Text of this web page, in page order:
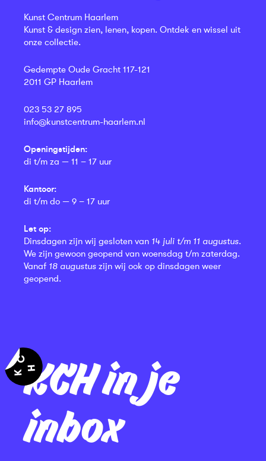
KCH in je
inbox
Kunst Centrum Haarlem
Kunst & design zien, lenen, kopen. Ontdek en wissel uit
onze collectie.
Gedempte Oude Gracht 117-121
2011 GP Haarlem
023 53 27 895
info@kunstcentrum-haarlem.nl
Openingstijden:
di t/m za — 11 – 17 uur
Kantoor:
di t/m do — 9 – 17 uur
Let op:
Dinsdagen zijn wij gesloten van 14 juli t/m 11 augustus.
We zijn gewoon geopend van woensdag t/m zaterdag.
Vanaf 18 augustus zijn wij ook op dinsdagen weer
geopend.